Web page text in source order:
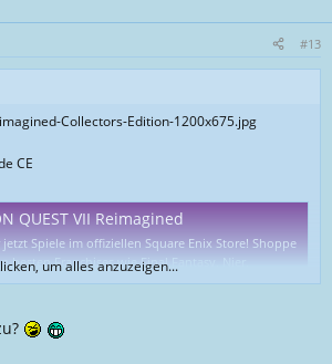
#13
CE
QUEST VII Reimagined
Spiele im offiziellen Square Enix Store! Shoppe
besten Franchises wie Final Fantasy, Nier,
und vieles mehr!
um alles anzuzeigen...